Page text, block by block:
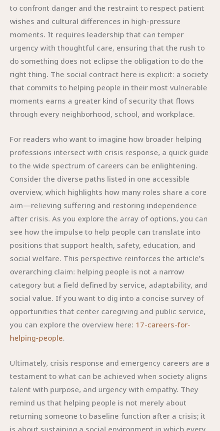
to confront danger and the restraint to respect patient
wishes and cultural differences in high-pressure
moments. It requires leadership that can temper
urgency with thoughtful care, ensuring that the rush to
do something does not eclipse the obligation to do the
right thing. The social contract here is explicit: a society
that commits to helping people in their most vulnerable
moments earns a greater kind of security that flows
through every neighborhood, school, and workplace.
For readers who want to imagine how broader helping
professions intersect with crisis response, a quick guide
to the wide spectrum of careers can be enlightening.
Consider the diverse paths listed in one accessible
overview, which highlights how many roles share a core
aim—relieving suffering and restoring independence
after crisis. As you explore the array of options, you can
see how the impulse to help people can translate into
positions that support health, safety, education, and
social welfare. This perspective reinforces the article’s
overarching claim: helping people is not a narrow
category but a field defined by service, adaptability, and
social value. If you want to dig into a concise survey of
opportunities that center caregiving and public service,
you can explore the overview here: 17-careers-for-
helping-people.
Ultimately, crisis response and emergency careers are a
testament to what can be achieved when society aligns
talent with purpose, and urgency with empathy. They
remind us that helping people is not merely about
returning someone to baseline function after a crisis; it
is about sustaining a social environment in which every